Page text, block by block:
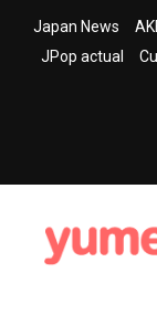
Japan News
JPop actual